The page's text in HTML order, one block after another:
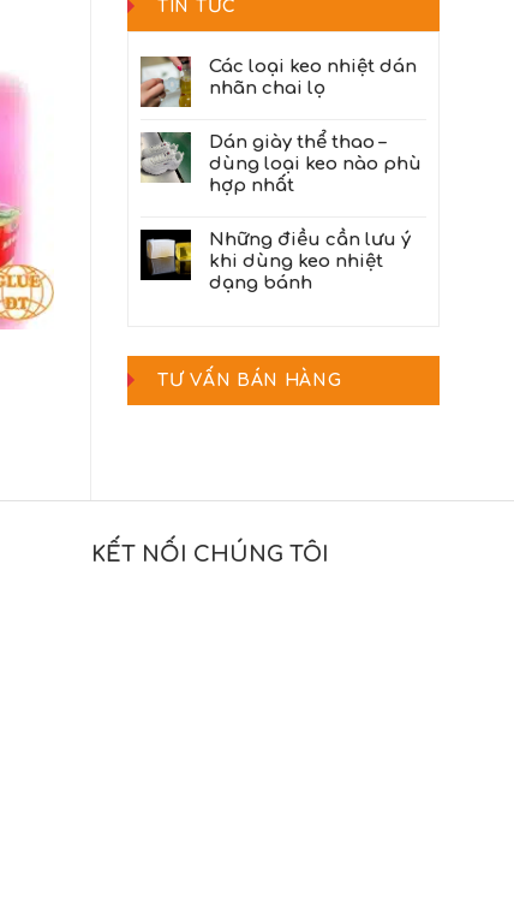
TIN TỨC
Các loại keo nhiệt dán
nhãn chai lọ
Dán giày thể thao –
dùng loại keo nào phù
hợp nhất
Những điều cần lưu ý
khi dùng keo nhiệt
dạng bánh
TƯ VẤN BÁN HÀNG
KẾT NỐI CHÚNG TÔI